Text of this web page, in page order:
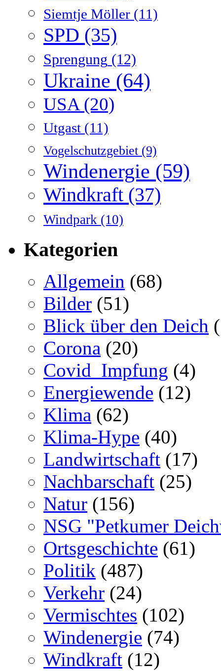
Siemtje Möller (11)
SPD (35)
Sprengung (12)
Ukraine (64)
USA(20)
Utgast (11)
Vogelschutzgebiet (9)
Windenergie (59)
Windkraft (37)
Windpark (10)
Kategorien
Allgemein (68)
Bilder (51)
Blick über den Deich
Corona (20)
Covid_Impfung (4)
Energiewende (12)
Klima (62)
Klima-Hype (40)
Landwirtschaft (17)
Nachbarschaft (25)
Natur (156)
NSG "Petkumer
Ortsgeschichte (61)
Politik (487)
Verkehr (24)
Vermischtes (102)
Windenergie (74)
Windkraft (12)